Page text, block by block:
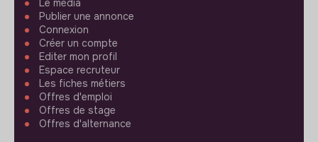
Le media
Publier une annonce
Connexion
Créer un compte
Editer mon profil
Espace recruteur
Les fiches métiers
Offres d'emploi
Offres de stage
Offres d'alternance